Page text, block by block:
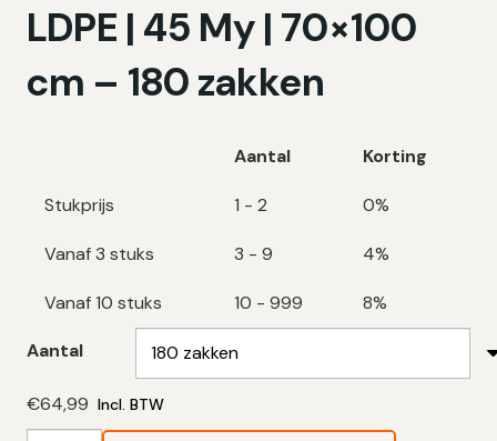
LDPE | 45 My | 70×100
cm – 180 zakken
Aantal Korting
Stukprijs 1 - 2 0%
Vanaf 3 stuks 3 - 9 4%
Vanaf 10 stuks 10 - 999 8%
Aantal
€64,99 Incl. BTW